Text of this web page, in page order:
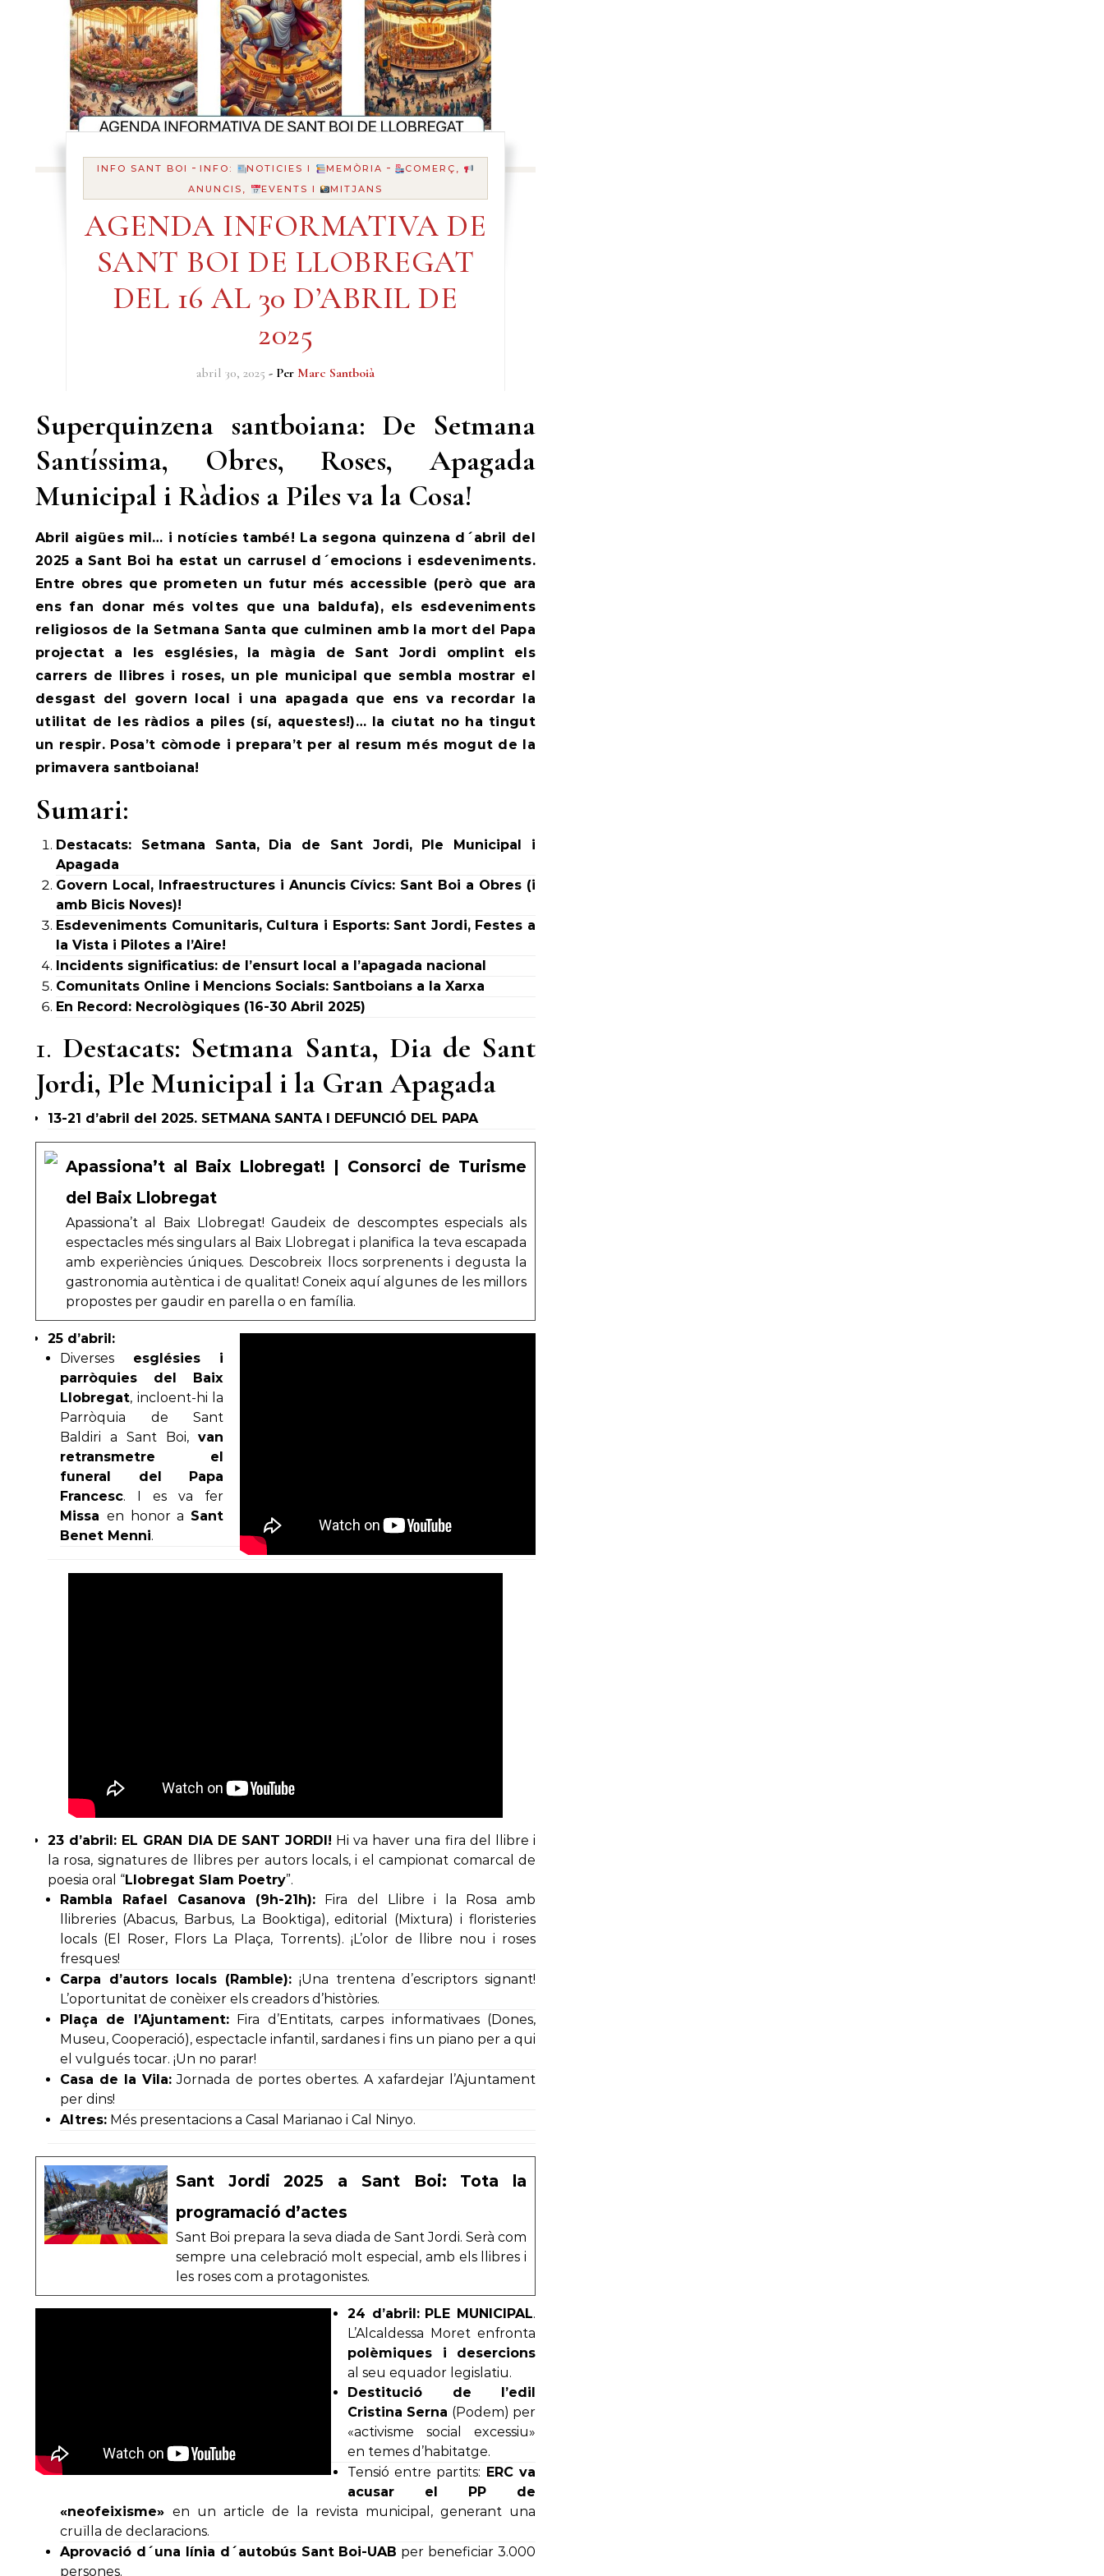
INFO SANT BOI - INFO: NOTICIES I MEMÒRIA -
COMERÇ,
ANUNCIS,
EVENTS I MITJANS
AGENDA INFORMATIVA DE
SANT BOI DE LLOBREGAT
DEL 16 AL 30 D’ABRIL DE
2025
abril 30, 2025 - Per Marc Santboià
Superquinzena santboiana: De Setmana
Santíssima, Obres, Roses, Apagada
Municipal i Ràdios a Piles va la Cosa!
Abril aigües mil… i notícies també! La segona quinzena d´abril del
2025 a Sant Boi ha estat un carrusel d´emocions i esdeveniments.
Entre obres que prometen un futur més accessible (però que ara
ens fan donar més voltes que una baldufa), els esdeveniments
religiosos de la Setmana Santa que culminen amb la mort del Papa
projectat a les esglésies, la màgia de Sant Jordi omplint els
carrers de llibres i roses, un ple municipal que sembla mostrar el
desgast del govern local i una apagada que ens va recordar la
utilitat de les ràdios a piles (sí, aquestes!)… la ciutat no ha tingut
un respir. Posa’t còmode i prepara’t per al resum més mogut de la
primavera santboiana!
Sumari:
Destacats: Setmana Santa, Dia de Sant Jordi, Ple Municipal i
Apagada
Govern Local, Infraestructures i Anuncis Cívics: Sant Boi a Obres (i
amb Bicis Noves)!
Esdeveniments Comunitaris, Cultura i Esports: Sant Jordi, Festes a
la Vista i Pilotes a l’Aire!
Incidents significatius: de l’ensurt local a l’apagada nacional
Comunitats Online i Mencions Socials: Santboians a la Xarxa
En Record: Necrològiques (16-30 Abril 2025)
1. Destacats: Setmana Santa, Dia de Sant
Jordi, Ple Municipal i la Gran Apagada
13-21 d’abril del 2025. SETMANA SANTA I DEFUNCIÓ DEL PAPA
Apassiona’t al Baix Llobregat! | Consorci de Turisme
del Baix Llobregat
Apassiona’t al Baix Llobregat! Gaudeix de descomptes especials als
espectacles més singulars al Baix Llobregat i planifica la teva escapada
amb experiències úniques. Descobreix llocs sorprenents i degusta la
gastronomia autèntica i de qualitat! Coneix aquí algunes de les millors
propostes per gaudir en parella o en família.
25 d’abril:
Diverses esglésies i
parròquies del Baix
Llobregat, incloent-hi la
Parròquia de Sant
Baldiri a Sant Boi, van
retransmetre el
funeral del Papa
Francesc. I es va fer
Missa en honor a Sant
Benet Menni.
23 d’abril: EL GRAN DIA DE SANT JORDI! Hi va haver una fira del llibre i
la rosa, signatures de llibres per autors locals, i el campionat comarcal de
poesia oral “Llobregat Slam Poetry”.
Rambla Rafael Casanova (9h-21h): Fira del Llibre i la Rosa amb
llibreries (Abacus, Barbus, La Booktiga), editorial (Mixtura) i floristeries
locals (El Roser, Flors La Plaça, Torrents). ¡L’olor de llibre nou i roses
fresques!
Carpa d’autors locals (Ramble): ¡Una trentena d’escriptors signant!
L’oportunitat de conèixer els creadors d’històries.
Plaça de l’Ajuntament:Fira d’Entitats, carpes informativaes (Dones,
Museu, Cooperació), espectacle infantil, sardanes i fins un piano per a qui
el vulgués tocar. ¡Un no parar!
Casa de la Vila: Jornada de portes obertes. A xafardejar l’Ajuntament
per dins!
Altres: Més presentacions a Casal Marianao i Cal Ninyo.
Sant Jordi 2025 a Sant Boi: Tota la
programació d’actes
Sant Boi prepara la seva diada de Sant Jordi. Serà com
sempre una celebració molt especial, amb els llibres i
les roses com a protagonistes.
24 d’abril: PLE MUNICIPAL.
L’Alcaldessa Moret enfronta
polèmiques i desercions
al seu equador legislatiu.
Destitució de l’edil
Cristina Serna (Podem) per
«activisme social excessiu»
en temes d’habitatge.
Tensió entre partits: ERC va
acusar el PP de
«neofeixisme» en un article de la revista municipal, generant una
cruïlla de declaracions.
Aprovació d´una línia d´autobús Sant Boi-UAB per beneficiar 3.000
persones.